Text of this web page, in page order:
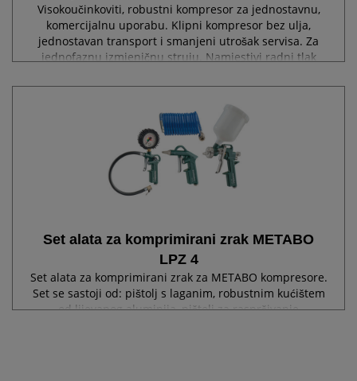
Visokoučinkoviti, robustni kompresor za jednostavnu,
komercijalnu uporabu. Klipni kompresor bez ulja,
jednostavan transport i smanjeni utrošak servisa. Za
jednofaznu izmjeničnu struju. Namjestivi radni tlak
Set alata za komprimirani zrak METABO
LPZ 4
Set alata za komprimirani zrak za METABO kompresore.
Set se sastoji od: pištolj s laganim, robustnim kućištem
od lijevanog aluminija, pištolj za raspršivanje